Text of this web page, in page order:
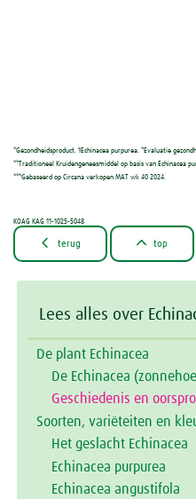
*Gezondheidsproduct. 1Echinacea purpurea. *Evaluatie
**Traditioneel Kruidengeneesmiddel op basis van Echinacea
***Gebaseerd op Circana verkopen MAT wk 40 2024.
KOAG KAG 11-1025-5048
 terug  top
Lees alles over
De plant Echinacea
De Echinacea
Geschiedenis en
Soorten, variëteiten en
Het geslacht Echinacea
Echinacea purpurea
Echinacea angustifola